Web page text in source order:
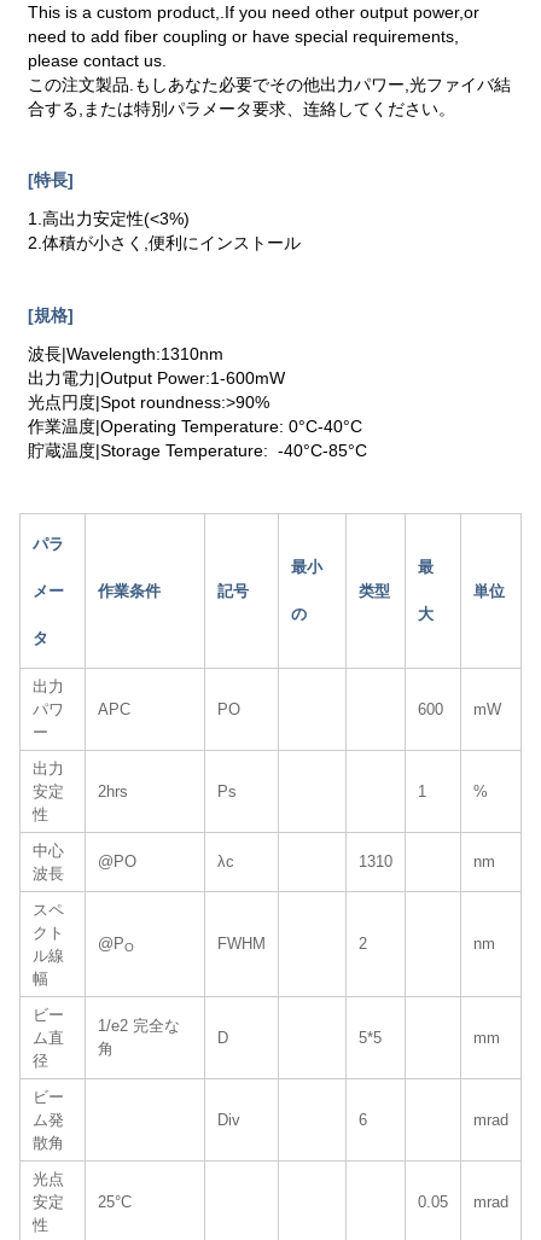
This is a custom product,.If you need other output power,or
need to add fiber coupling or have special requirements,
please contact us.
この注文製品.もしあなた必要でその他出力パワー,光ファイバ結
合する,または特別パラメータ要求、连絡してください。
[特長]
1.高出力安定性(<3%)
2.体積が小さく,便利にインストール
[規格]
波長|Wavelength:1310nm
出力電力|Output Power:1-600mW
光点円度|Spot roundness:>90%
作業温度|Operating Temperature: 0°C-40°C
貯蔵温度|Storage Temperature: -40°C-85°C
パラ
メー
タ
作業条件 記号
最小
の
类型
最
大
単位
出力
パワ
ー
APC PO 600 mW
出力
安定
性
2hrs Ps 1 %
中心
波長
@PO λc 1310 nm
スペ
クト
ル線
幅
@PO FWHM 2 nm
ビー
ム直
径
1/e2 完全な
角
D 5*5 mm
ビー
ム発
散角
Div 6 mrad
光点
安定
性
25°C 0.05 mrad